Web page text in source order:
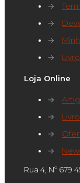
→
→
→
→
Loja Online
→
→
→
→
Rua 4, Nº 679